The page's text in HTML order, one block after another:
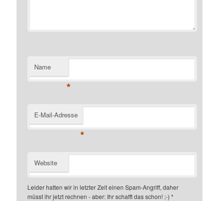
Name
*
E-Mail-Adresse
*
Website
Leider hatten wir in letzter Zeit einen Spam-Angriff, daher
müsst ihr jetzt rechnen - aber: Ihr schafft das schon! ;-) *